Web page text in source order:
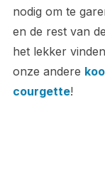
nodig om te
en de rest van
het lekker
onze andere
courgette!